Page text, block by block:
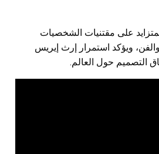
على مقتنيات الشخصيات
والفن، ويؤكد استمرار إرث إيريس
التصميم حول العالم.